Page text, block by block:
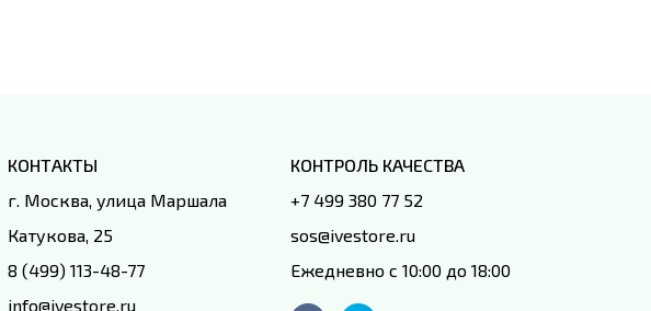
КОНТАКТЫ
г. Москва, улица Маршала
Катукова, 25
8 (499) 113-48-77
info@ivestore.ru
КОНТРОЛЬ КАЧЕСТВА
+7 499 380 77 52
sos@ivestore.ru
Ежедневно с 10:00 до 18:00